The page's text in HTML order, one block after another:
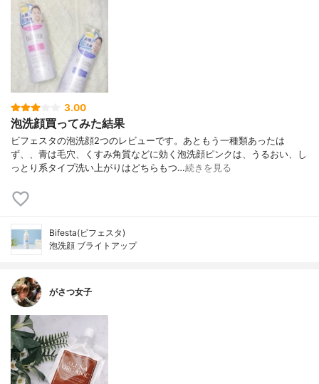
3.00
泡洗顔買ってみた結果
ビフェスタの泡洗顔2つのレビューです。あともう一種類あったは
ず、、青は毛穴、くすみ角質などに効く泡洗顔ピンクは、うるおい、し
っとり系タイプ洗い上がりはどちらもつ…続きを見る
Bifesta(ビフェスタ)
泡洗顔 ブライトアップ
がさつ女子